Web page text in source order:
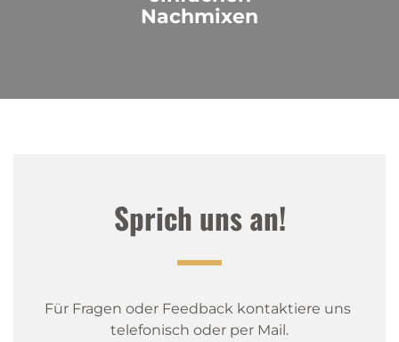
Nachmixen
Sprich uns an!
Für Fragen oder Feedback kontaktiere uns
telefonisch oder per Mail.